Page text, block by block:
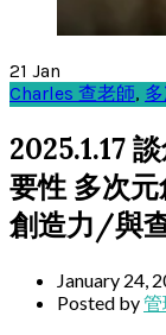
21 Jan
Charles 查老師,
2025.1.17
要性 多次
創造力/與
January 24,
Posted by管